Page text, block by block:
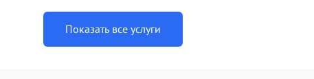
Показать все услуги